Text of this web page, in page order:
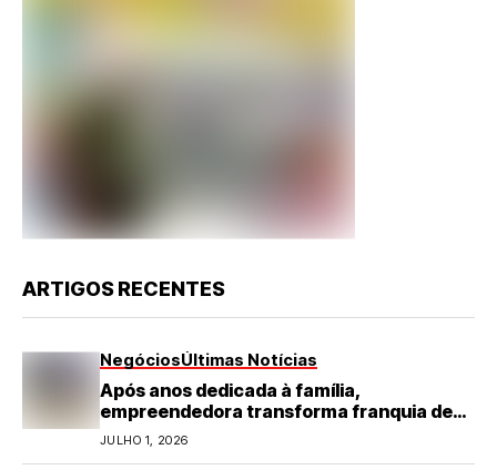
ARTIGOS RECENTES
NegóciosÚltimas Notícias
Após anos dedicada à família,
empreendedora transforma franquia de
turismo em negócio de destaque no RN
JULHO 1, 2026